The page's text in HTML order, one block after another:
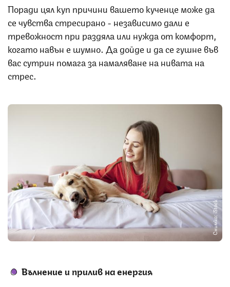
Поради цял куп причини вашето кученце може да
се чувства стресирано - независимо дали е
тревожност при раздяла или нужда от комфорт,
когато навън е шумно. Да дойде и да се гушне във
вас сутрин помага за намаляване на нивата на
стрес.
Снимка: iStock
Вълнение и прилив на енергия